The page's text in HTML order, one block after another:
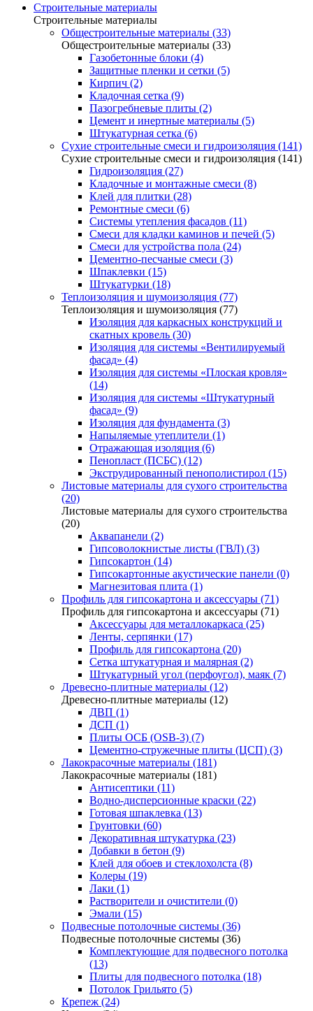
Строительные материалы
Строительные материалы
Общестроительные материалы (33)
Общестроительные материалы (33)
Газобетонные блоки (4)
Защитные пленки и сетки (5)
Кирпич (2)
Кладочная сетка (9)
Пазогребневые плиты (2)
Цемент и инертные материалы (5)
Штукатурная сетка (6)
Сухие строительные смеси и гидроизоляция (141)
Сухие строительные смеси и гидроизоляция (141)
Гидроизоляция (27)
Кладочные и монтажные смеси (8)
Клей для плитки (28)
Ремонтные смеси (6)
Системы утепления фасадов (11)
Смеси для кладки каминов и печей (5)
Смеси для устройства пола (24)
Цементно-песчаные смеси (3)
Шпаклевки (15)
Штукатурки (18)
Теплоизоляция и шумоизоляция (77)
Теплоизоляция и шумоизоляция (77)
Изоляция для каркасных конструкций и
скатных кровель (30)
Изоляция для системы «Вентилируемый
фасад» (4)
Изоляция для системы «Плоская кровля»
(14)
Изоляция для системы «Штукатурный
фасад» (9)
Изоляция для фундамента (3)
Напыляемые утеплители (1)
Отражающая изоляция (6)
Пенопласт (ПСБС) (12)
Экструдированный пенополистирол (15)
Листовые материалы для сухого строительства
(20)
Листовые материалы для сухого строительства
(20)
Аквапанели (2)
Гипсоволокнистые листы (ГВЛ) (3)
Гипсокартон (14)
Гипсокартонные акустические панели (0)
Магнезитовая плита (1)
Профиль для гипсокартона и аксессуары (71)
Профиль для гипсокартона и аксессуары (71)
Аксессуары для металлокаркаса (25)
Ленты, серпянки (17)
Профиль для гипсокартона (20)
Сетка штукатурная и малярная (2)
Штукатурный угол (перфоугол), маяк (7)
Древесно-плитные материалы (12)
Древесно-плитные материалы (12)
ДВП (1)
ДСП (1)
Плиты ОСБ (OSB-3) (7)
Цементно-стружечные плиты (ЦСП) (3)
Лакокрасочные материалы (181)
Лакокрасочные материалы (181)
Антисептики (11)
Водно-дисперсионные краски (22)
Готовая шпаклевка (13)
Грунтовки (60)
Декоративная штукатурка (23)
Добавки в бетон (9)
Клей для обоев и стеклохолста (8)
Колеры (19)
Лаки (1)
Растворители и очистители (0)
Эмали (15)
Подвесные потолочные системы (36)
Подвесные потолочные системы (36)
Комплектующие для подвесного потолка
(13)
Плиты для подвесного потолка (18)
Потолок Грильято (5)
Крепеж (24)